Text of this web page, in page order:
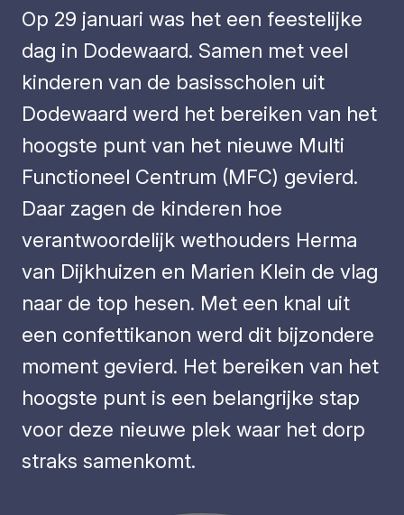
Op 29 januari was het een feestelijke
dag in Dodewaard. Samen met veel
kinderen van de basisscholen uit
Dodewaard werd het bereiken van het
hoogste punt van het nieuwe Multi
Functioneel Centrum (MFC) gevierd.
Daar zagen de kinderen hoe
verantwoordelijk wethouders Herma
van Dijkhuizen en Marien Klein de vlag
naar de top hesen. Met een knal uit
een confettikanon werd dit bijzondere
moment gevierd. Het bereiken van het
hoogste punt is een belangrijke stap
voor deze nieuwe plek waar het dorp
straks samenkomt.